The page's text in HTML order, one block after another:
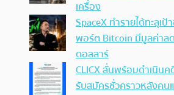
เครื่อง
SpaceX ทำรายได้ทะลุเ
พอร์ต Bitcoin มีมูลค่าล
ดอลลาร์
CLICX ลั่นพร้อมดำเนิ
รับสมัครชั่วคราวหลังคน